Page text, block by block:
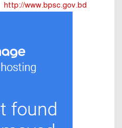
http://www.bpsc.gov.bd